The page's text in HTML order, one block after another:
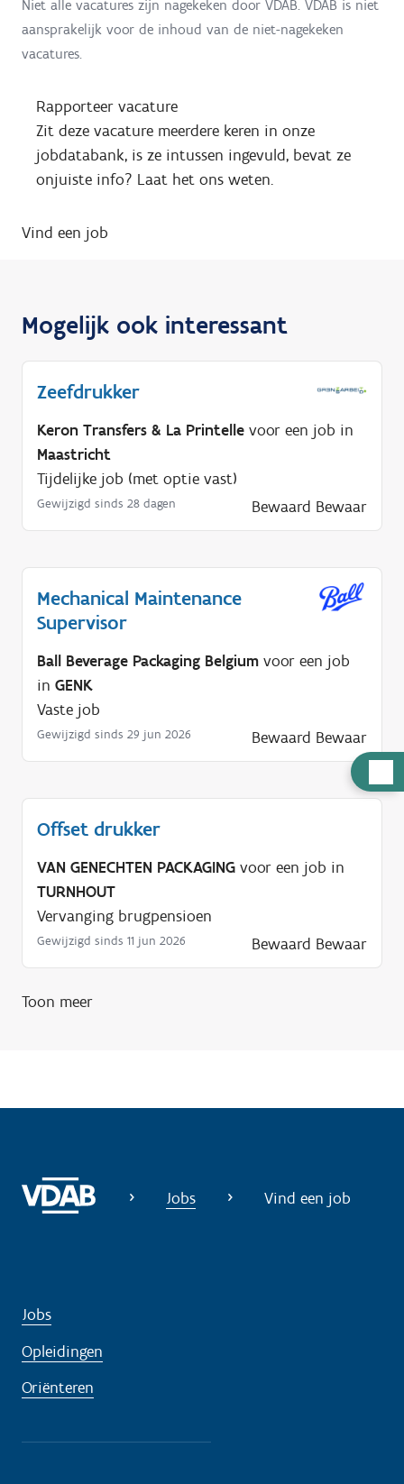
u
i
g
Niet alle vacatures zijn nagekeken door VDAB. VDAB is niet
aansprakelijk voor de inhoud van de niet-nagekeken
vacatures.
Rapporteer vacature
Zit deze vacature meerdere keren in onze
jobdatabank, is ze intussen ingevuld, bevat ze
onjuiste info? Laat het ons weten.
Vind een job
Mogelijk ook interessant
Zeefdrukker
Keron Transfers & La Printelle voor een job in
Maastricht
Tijdelijke job (met optie vast)
Gewijzigd sinds 28 dagen Bewaard Bewaar
Mechanical Maintenance
Supervisor
Ball Beverage Packaging Belgium voor een job
in GENK
Vaste job
Gewijzigd sinds 29 jun 2026 Bewaard Bewaar
Offset drukker
VAN GENECHTEN PACKAGING voor een job in
TURNHOUT
Vervanging brugpensioen
Gewijzigd sinds 11 jun 2026 Bewaard Bewaar
Toon meer
Jobs Vind een job
Jobs
Opleidingen
Oriënteren